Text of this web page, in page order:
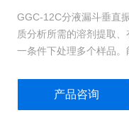
GGC-12C分液漏斗垂直
质分析所需的溶剂提取
一条件下处理多个样品
产品咨询